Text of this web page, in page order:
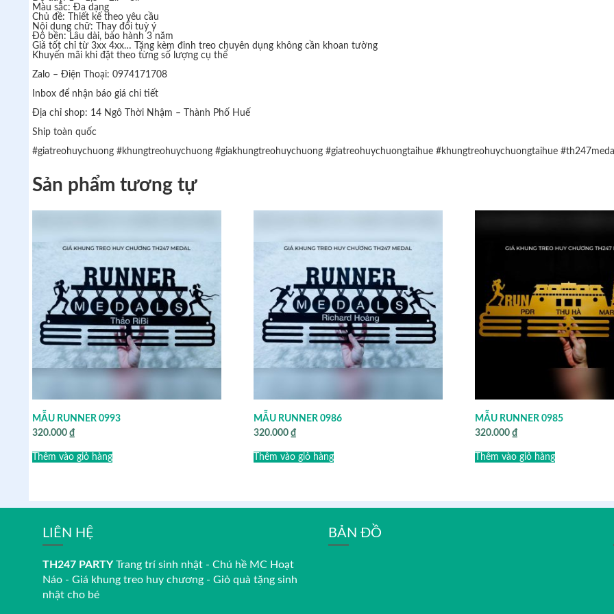
Màu sắc: Đa dạng
Chủ đề: Thiết kế theo yêu cầu
Nội dung chữ: Thay đổi tuỳ ý
Độ bền: Lâu dài, bảo hành 3 năm
Giá tốt chỉ từ 3xx 4xx… Tặng kèm đinh treo chuyên dụng không cần khoan tường
Khuyến mãi khi đặt theo từng số lượng cụ thể
Zalo – Điện Thoại: 0974171708
Inbox để nhận báo giá chi tiết
Địa chỉ shop: 14 Ngô Thời Nhậm – Thành Phố Huế
Ship toàn quốc
#giatreohuychuong #khungtreohuychuong #giakhungtreohuychuong #giatreohuychuongtaihue #khungtreohuychuongtaihue
Sản phẩm tương tự
MẪU RUNNER 0993
320.000 ₫
Thêm vào giỏ hàng
MẪU RUNNER 0986
320.000₫
Thêm vào giỏ hàng
MẪU RUNNER 0985
320.000₫
Thêm vào giỏ hàng
LIÊN HỆ
TH247 PARTYTrang trí sinh nhật - Chú hề MC Hoạt
Náo - Giá khung treo huy chương - Giỏ quà tặng sinh
nhật cho bé
BẢN ĐỒ